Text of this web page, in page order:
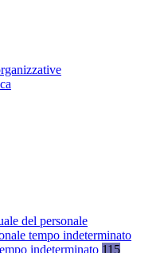
del personale
tempo indeterminato
indeterminato 115